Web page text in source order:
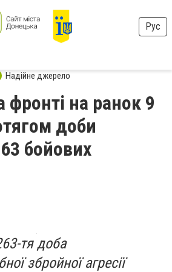
Рус
Надійне джерело
фронті на ранок 9
доби
бойових
тя доба
збройної агресії